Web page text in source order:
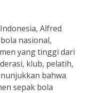
Alfred
nasional,
yang tinggi dari
klub, pelatih,
bahwa
sepak bola